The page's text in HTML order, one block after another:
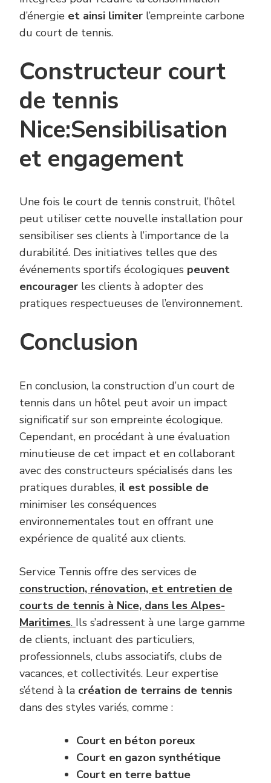
d’énergie et ainsi limiter l’empreinte carbone
du court de tennis.
Constructeur court
de tennis
Nice:Sensibilisation
et engagement
Une fois le court de tennis construit, l’hôtel
peut utiliser cette nouvelle installation pour
sensibiliser ses clients à l’importance de la
durabilité. Des initiatives telles que des
événements sportifs écologiques peuvent
encourager les clients à adopter des
pratiques respectueuses de l’environnement.
Conclusion
En conclusion, la construction d’un court de
tennis dans un hôtel peut avoir un impact
significatif sur son empreinte écologique.
Cependant, en procédant à une évaluation
minutieuse de cet impact et en collaborant
avec des constructeurs spécialisés dans les
pratiques durables, il est possible de
minimiser les conséquences
environnementales tout en offrant une
expérience de qualité aux clients.
Service Tennis offre des services de
construction, rénovation, et entretien de
courts de tennis à Nice, dans les Alpes-
Maritimes. Ils s’adressent à une large gamme
de clients, incluant des particuliers,
professionnels, clubs associatifs, clubs de
vacances, et collectivités. Leur expertise
s’étend à la création de terrains de tennis
dans des styles variés, comme :
Court en béton poreux
Court en gazon synthétique
Court en terre battue